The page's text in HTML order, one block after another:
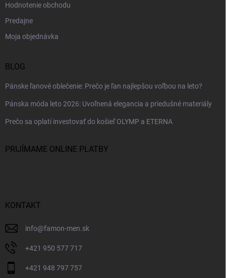
Hodnotenie obchodu
Predajne
Moja objednávka
BLOG
Pánske ľanové oblečenie: Prečo je ľan najlepšou voľbou na leto?
Pánska móda leto 2026: Uvoľnená elegancia a priedušné materiály
Prečo sa oplatí investovať do košieľ OLYMP a ETERNA
PRIJÍMAME ONLINE PLATBY
KONTAKT
info@famon-men.sk
+421 950 577 717
+421 948 797 757